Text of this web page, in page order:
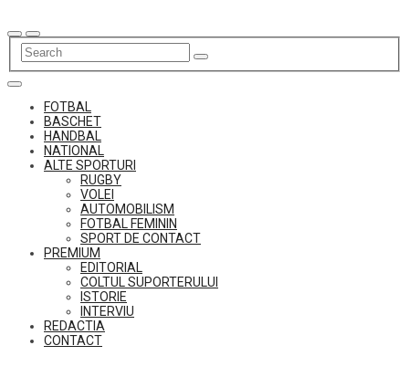
to
content
FOTBAL
BASCHET
HANDBAL
NATIONAL
ALTE SPORTURI
RUGBY
VOLEI
AUTOMOBILISM
FOTBAL FEMININ
SPORT DE CONTACT
PREMIUM
EDITORIAL
COLTUL SUPORTERULUI
ISTORIE
INTERVIU
REDACTIA
CONTACT